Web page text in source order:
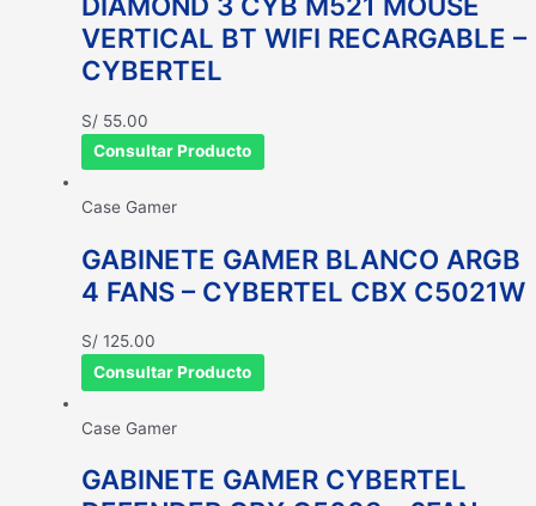
VERTICAL BT WIFI RECARGABLE –
CYBERTEL
S/ 55.00
Consultar Producto
Case Gamer
GABINETE GAMER BLANCO ARGB
4 FANS – CYBERTEL CBX C5021W
S/ 125.00
Consultar Producto
Case Gamer
GABINETE GAMER CYBERTEL